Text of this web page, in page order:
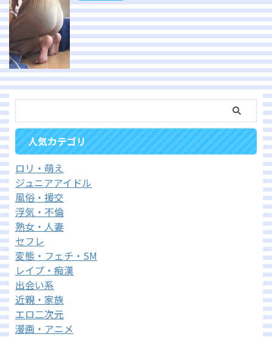
人気カテゴリ
ロリ・萌え
ジュニアアイドル
風俗・援交
浮気・不倫
熟女・人妻
セフレ
変態・フェチ・SM
レイプ・痴漢
出会い系
近親・家族
エロ二次元
漫画・アニメ